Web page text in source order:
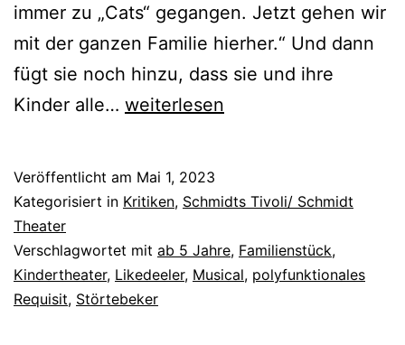
immer zu „Cats“ gegangen. Jetzt gehen wir
mit der ganzen Familie hierher.“ Und dann
fügt sie noch hinzu, dass sie und ihre
Kinder alle… Der
weiterlesen
Veröffentlicht am Mai 1, 2023
Kategorisiert in Kritiken, Schmidts Tivoli/ Schmidt
Theater
Verschlagwortet mit ab 5 Jahre, Familienstück,
Kindertheater, Likedeeler, Musical, polyfunktionales
Requisit, Störtebeker